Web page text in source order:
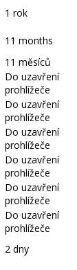
1 rok
11 months
11 měsíců
Do uzavření
prohlížeče
Do uzavření
prohlížeče
Do uzavření
prohlížeče
Do uzavření
prohlížeče
Do uzavření
prohlížeče
Do uzavření
prohlížeče
2 dny